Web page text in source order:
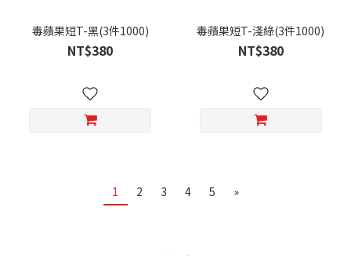
毒蘋果短T-黑(3件1000)
NT$380
毒蘋果短T-淺綠(3件1000)
NT$380
1 2 3 4 5 »